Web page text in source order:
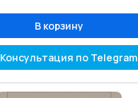
В корзину
Консультация по Telegram